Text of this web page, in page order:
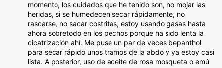
momento, los cuidados que he tenido son, no mojar las
heridas, si se humedecen secar rápidamente, no
rascarse, no sacar costritas, estoy usando gasas hasta
ahora sobretodo en los pechos porque ha sido lenta la
cicatrización ahí. Me puse un par de veces bepanthol
para secar rápido unos tramos de la abdo y ya estoy casi
lista. A posterior, uso de aceite de rosa mosqueta o emú